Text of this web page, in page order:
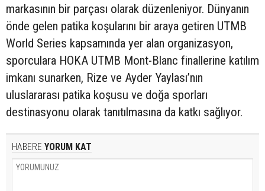
markasının bir parçası olarak düzenleniyor. Dünyanın
önde gelen patika koşularını bir araya getiren UTMB
World Series kapsamında yer alan organizasyon,
sporculara HOKA UTMB Mont-Blanc finallerine katılım
imkanı sunarken, Rize ve Ayder Yaylası’nın
uluslararası patika koşusu ve doğa sporları
destinasyonu olarak tanıtılmasına da katkı sağlıyor.
HABERE YORUM KAT